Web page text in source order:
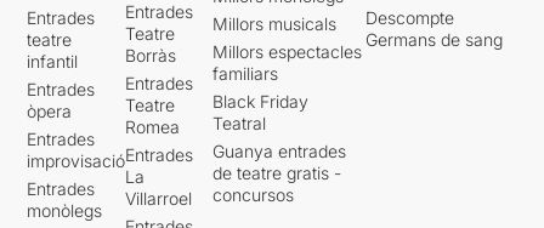
Entrades
teatre
infantil
Entrades
òpera
Entrades
improvisació
Entrades
monòlegs
Entrades
Teatre
Borràs
Entrades
Teatre
Romea
Entrades
La
Villarroel
Millors musicals
Millors espectacles
familiars
Black Friday
Teatral
Guanya entrades
de teatre gratis -
concursos
Descompte
Germans de sang